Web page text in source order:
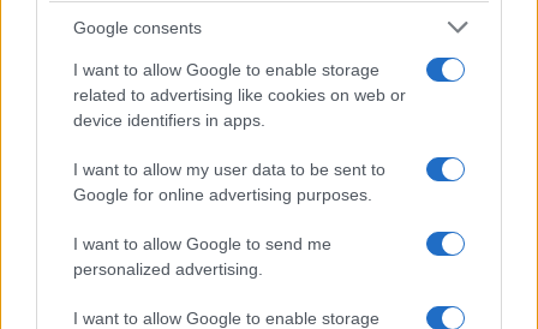
Google consents
I want to allow Google to enable storage
related to advertising like cookies on web or
device identifiers in apps.
I want to allow my user data to be sent to
Google for online advertising purposes.
I want to allow Google to send me
personalized advertising.
I want to allow Google to enable storage
ΕΛΛΑΔΑ
12/03/2018 - 22:30
Silver Alert: Εξαφανίστηκε 37χρονη από
το Ηράκλειο Κρήτη
Silver Alert: Μια 37χρονη κοπέλα, η